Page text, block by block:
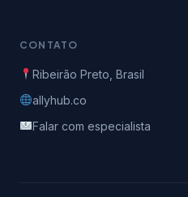
CONTATO
Ribeirão Preto, Brasil
allyhub.co
Falar com especialista